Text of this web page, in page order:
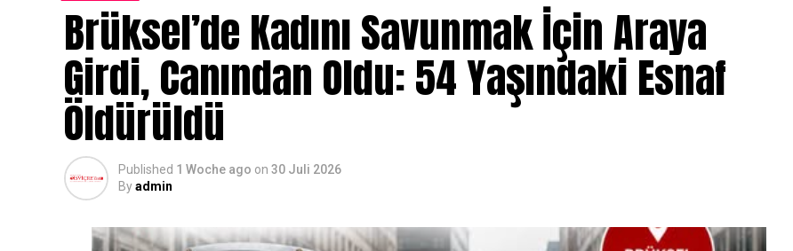
Brüksel’de Kadını Savunmak İçin Araya
Girdi, Canından Oldu: 54 Yaşındaki Esnaf
Öldürüldü
Published 1 Woche ago on 30 Juli 2026
Byadmin